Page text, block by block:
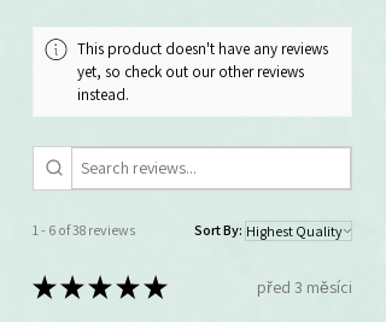
This product doesn't have any reviews
yet, so check out our other reviews
instead.
1 - 6 of 38 reviews Sort By:
★★★★★ před 3 měsíci